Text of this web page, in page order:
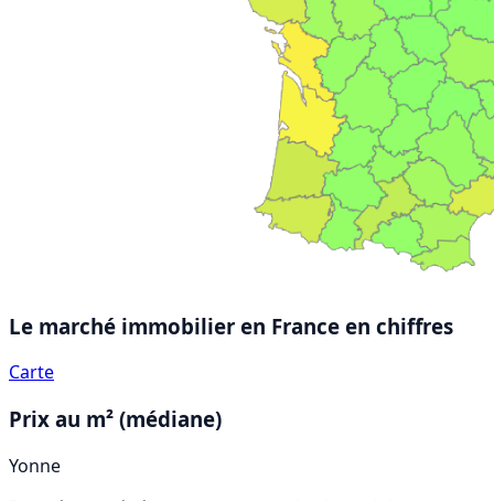
Le marché immobilier en France en chiffres
Carte
Prix au m² (médiane)
Yonne